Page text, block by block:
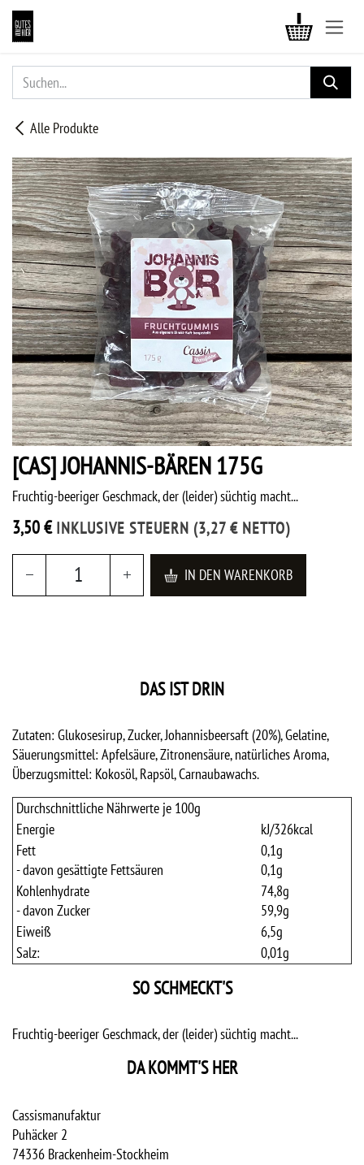
ZUM INHALT SPRINGEN
Alle Produkte
[CAS] JOHANNIS-BÄREN 175G
Fruchtig-beeriger Geschmack, der (leider) süchtig macht...
3,50€ INKLUSIVE STEUERN (3,27€ NETTO)
IN DEN WARENKORB
DAS IST DRIN
Zutaten: Glukosesirup, Zucker, Johannisbeersaft (20%), Gelatine,
Säuerungsmittel: Apfelsäure, Zitronensäure, natürliches Aroma,
Überzugsmittel: Kokosöl, Rapsöl, Carnaubawachs.
Durchschnittliche Nährwerte je 100g
Energie
kJ/326kcal
Fett
- davon gesättigte Fettsäuren
0,1g
0,1g
Kohlenhydrate
- davon Zucker
74,8g
59,9g
Eiweiß
6,5g
Salz:
0,01g
SO SCHMECKT'S
Fruchtig-beeriger Geschmack, der (leider) süchtig macht...
DA KOMMT'S HER
Cassismanufaktur
Puhäcker 2
74336 Brackenheim-Stockheim